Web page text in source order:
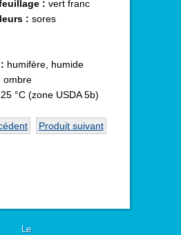
: vert franc
: sores
humifère, humide
ombre
°C (zone USDA 5b)
Produit suivant
Le